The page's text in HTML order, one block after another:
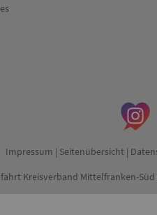
Impressum | Seitenübersicht|
Kreisverband Mittelfranken-Süd